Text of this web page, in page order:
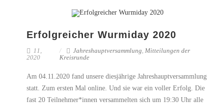
Erfolgreicher Wurmiday 2020
11,
2020
Jahreshauptversammlung, Mitteilungen der
Kreisrunde
Am 04.11.2020 fand unsere diesjährige Jahreshauptversammlung
statt. Zum ersten Mal online. Und sie war ein voller Erfolg. Die
fast 20 Teilnehmer*innen versammelten sich um 19:30 Uhr alle